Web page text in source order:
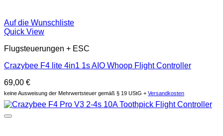
Auf die Wunschliste
Quick View
Flugsteuerungen + ESC
Crazybee F4 lite 4in1 1s AIO Whoop Flight Controller
69,00 €
keine Ausweisung der Mehrwertsteuer gemäß § 19 UStG + Versandkosten